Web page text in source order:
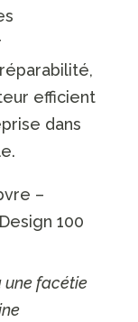
efficient
dans
–
100
une facétie